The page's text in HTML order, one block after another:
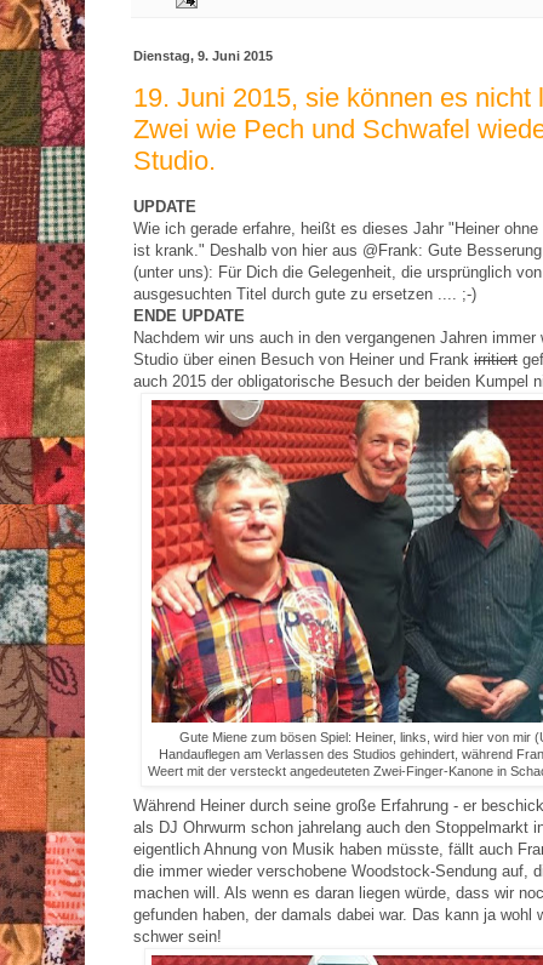
Dienstag, 9. Juni 2015
19. Juni 2015, sie können es nicht
Zwei wie Pech und Schwafel
Studio.
UPDATE
Wie ich gerade erfahre, heißt es dieses Jahr "Heiner ohne
ist krank." Deshalb von hier aus @Frank: Gute
(unter uns): Für Dich die Gelegenheit, die ursprünglich
ausgesuchten Titel durch gute zu ersetzen .... ;-)
ENDE UPDATE
Nachdem wir uns auch in den vergangenen Jahren immer
Studio über einen Besuch von Heiner und Frank irritiert
auch 2015 der obligatorische Besuch der beiden Kumpel
Gute Miene zum bösen Spiel: Heiner, links, wird hier von mir
Handauflegen am Verlassen des Studios gehindert, während
Weert mit der versteckt angedeuteten Zwei-Finger-Kanone in
Während Heiner durch seine große Erfahrung - er
als DJ Ohrwurm schon jahrelang auch den Stoppelmarkt
eigentlich Ahnung von Musik haben müsste, fällt auch
die immer wieder verschobene Woodstock-Sendung auf,
machen will. Als wenn es daran liegen würde, dass wir
gefunden haben, der damals dabei war. Das kann ja wohl
schwer sein!